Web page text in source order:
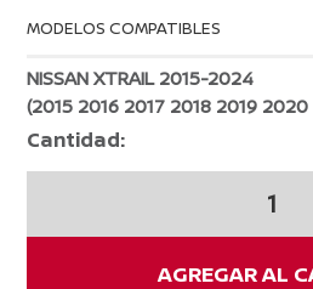
MODELOS COMPATIBLES
NISSAN XTRAIL 2015-2024
(2015 2016 2017 2018 2019
Cantidad:
FRENOS
AGREGAR AL